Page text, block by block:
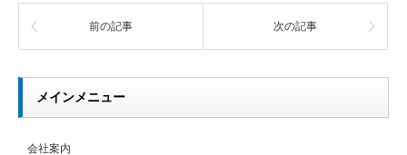
前の記事 次の記事
メインメニュー
会社案内